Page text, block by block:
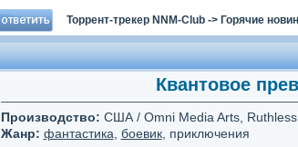
Торрент-трекер NNM-Club-> Горячие
Квантовое
Производство: США / Omni Media Arts,
Жанр: фантастика боевик, приключения